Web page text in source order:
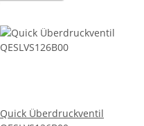
Quick Überdruckventil